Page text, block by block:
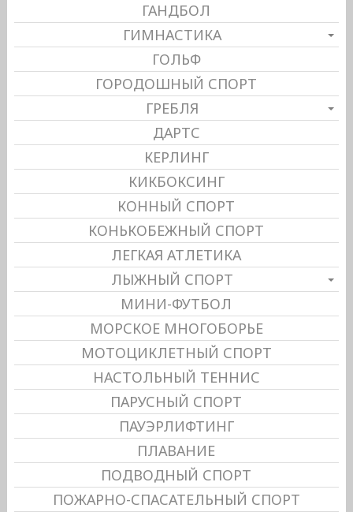
ГАНДБОЛ
ГИМНАСТИКА
ГОЛЬФ
ГОРОДОШНЫЙ СПОРТ
ГРЕБЛЯ
ДАРТС
КЕРЛИНГ
КИКБОКСИНГ
КОННЫЙ СПОРТ
КОНЬКОБЕЖНЫЙ СПОРТ
ЛЕГКАЯ АТЛЕТИКА
ЛЫЖНЫЙ СПОРТ
МИНИ-ФУТБОЛ
МОРСКОЕ МНОГОБОРЬЕ
МОТОЦИКЛЕТНЫЙ СПОРТ
НАСТОЛЬНЫЙ ТЕННИС
ПАРУСНЫЙ СПОРТ
ПАУЭРЛИФТИНГ
ПЛАВАНИЕ
ПОДВОДНЫЙ СПОРТ
ПОЖАРНО-СПАСАТЕЛЬНЫЙ СПОРТ